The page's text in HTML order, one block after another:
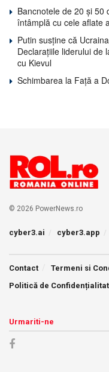
Bancnotele de 20 și 50
întâmplă cu cele aflate
Putin susține că
Declarațiile liderului de
cu Kievul
Schimbarea la Față a
© 2026 PowerNews.ro
cyber3.ai cyber3.app
Contact Termeni si
Politică de
Urmariti-ne